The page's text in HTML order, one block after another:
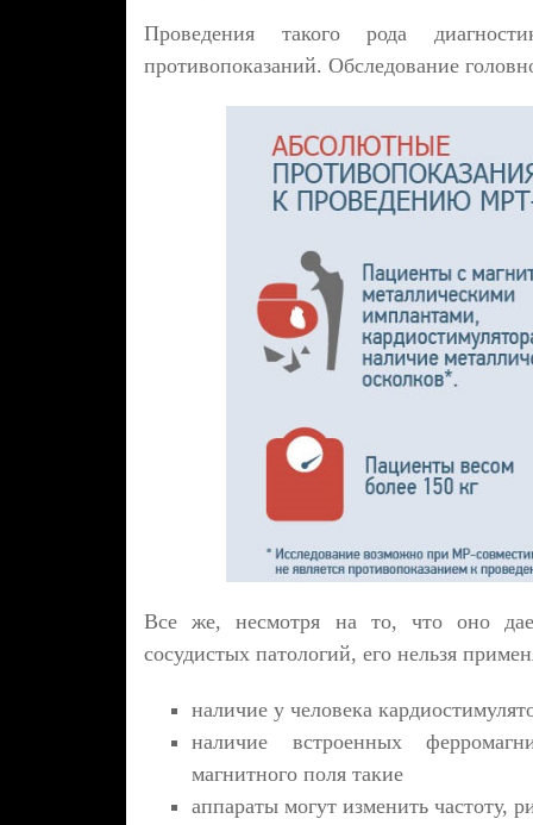
Проведения такого рода
противопоказаний. Обследование
Все же, несмотря на то, что оно
сосудистых патологий, его нельзя
наличие у человека
наличие встроенных
магнитного поля такие
аппараты могут изменить частоту,